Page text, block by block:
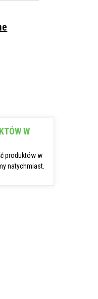
W
produktów w
natychmiast.